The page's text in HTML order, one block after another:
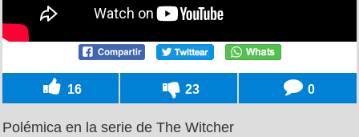
16 23 0
Polémica en la serie de The Witcher